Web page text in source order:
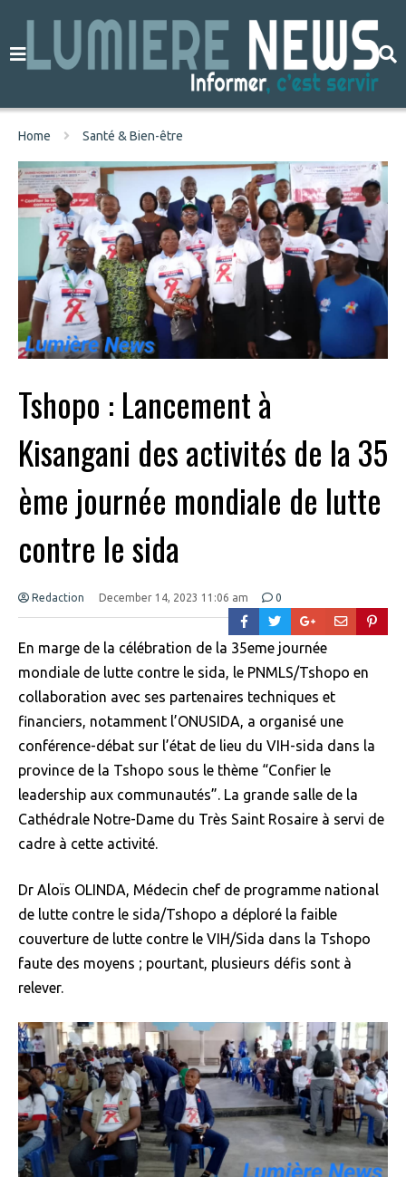
Home Santé & Bien-être
Tshopo : Lancement à
Kisangani des activités de la 35
ème journée mondiale de lutte
contre le sida
Redaction December 14, 2023 11:06 am 0
En marge de la célébration de la 35eme journée
mondiale de lutte contre le sida, le PNMLS/Tshopo en
collaboration avec ses partenaires techniques et
financiers, notamment l’ONUSIDA, a organisé une
conférence-débat sur l’état de lieu du VIH-sida dans la
province de la Tshopo sous le thème “Confier le
leadership aux communautés”. La grande salle de la
Cathédrale Notre-Dame du Très Saint Rosaire à servi de
cadre à cette activité.
Dr Aloïs OLINDA, Médecin chef de programme national
de lutte contre le sida/Tshopo a déploré la faible
couverture de lutte contre le VIH/Sida dans la Tshopo
faute des moyens ; pourtant, plusieurs défis sont à
relever.